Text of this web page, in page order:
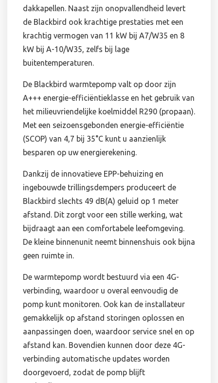
dakkapellen. Naast zijn onopvallendheid levert
de Blackbird ook krachtige prestaties met een
krachtig vermogen van 11 kW bij A7/W35 en 8
kW bij A-10/W35, zelfs bij lage
buitentemperaturen.
De Blackbird warmtepomp valt op door zijn
A+++ energie-efficiëntieklasse en het gebruik van
het milieuvriendelijke koelmiddel R290 (propaan).
Met een seizoensgebonden energie-efficiëntie
(SCOP) van 4,7 bij 35°C kunt u aanzienlijk
besparen op uw energierekening.
Dankzij de innovatieve EPP-behuizing en
ingebouwde trillingsdempers produceert de
Blackbird slechts 49 dB(A) geluid op 1 meter
afstand. Dit zorgt voor een stille werking, wat
bijdraagt aan een comfortabele leefomgeving.
De kleine binnenunit neemt binnenshuis ook bijna
geen ruimte in.
De warmtepomp wordt bestuurd via een 4G-
verbinding, waardoor u overal eenvoudig de
pomp kunt monitoren. Ook kan de installateur
gemakkelijk op afstand storingen oplossen en
aanpassingen doen, waardoor service snel en op
afstand kan. Bovendien kunnen door deze 4G-
verbinding automatische updates worden
doorgevoerd, zodat de pomp blijft